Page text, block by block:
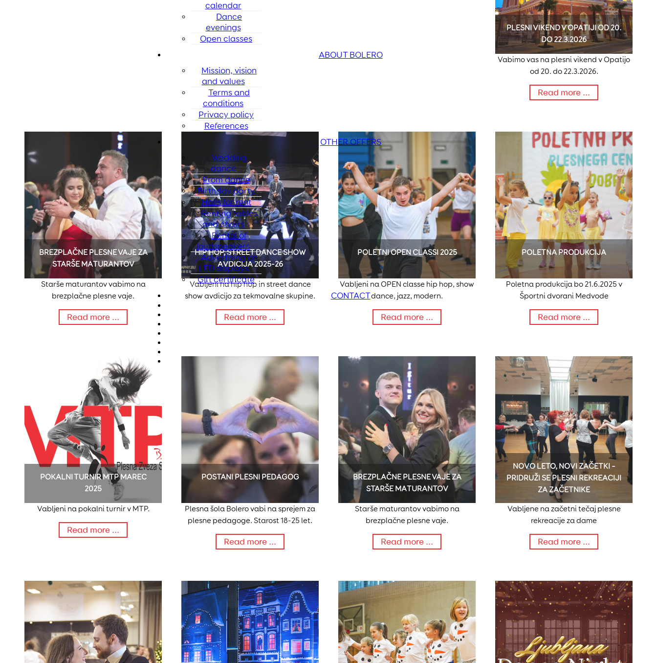
calendar
Dance
evenings
Open classes
ABOUT BOLERO
Mission, vision
and values
Terms and
conditions
Privacy policy
References
OTHER OFFERS
Wedding
dance
Prom dance
Birthday party
Halls for rent
Renting tables
and chairs
Rental of
loudspeakers
Advertising on
LED displays
Gift certificate
CONTACT
PLESNI VIKEND V OPATIJI OD 20.
DO 22.3.2026
Vabimo vas na plesni vikend v Opatijo
od 20. do 22.3.2026.
Read more ...
BREZPLAČNE PLESNE VAJE ZA
STARŠE MATURANTOV
Starše maturantov vabimo na
brezplačne plesne vaje.
Read more ...
HIP HOP, STREET DANCE SHOW
AVDICIJA 2025-26
Vabljeni na hip hop in street dance
show avdicijo za tekmovalne skupine.
Read more ...
POLETNI OPEN CLASSI 2025
Vabljeni na OPEN classe hip hop, show
dance, jazz, modern.
Read more ...
POLETNA PRODUKCIJA
Poletna produkcija bo 21.6.2025 v
Športni dvorani Medvode
Read more ...
POKALNI TURNIR MTP MAREC
2025
Vabljeni na pokalni turnir v MTP.
Read more ...
POSTANI PLESNI PEDAGOG
Plesna šola Bolero vabi na sprejem za
plesne pedagoge. Starost 18-25 let.
Read more ...
BREZPLAČNE PLESNE VAJE ZA
STARŠE MATURANTOV
Starše maturantov vabimo na
brezplačne plesne vaje.
Read more ...
NOVO LETO, NOVI ZAČETKI –
PRIDRUŽI SE PLESNI REKREACIJI
ZA ZAČETNIKE
Vabljene na začetni tečaj plesne
rekreacije za dame
Read more ...